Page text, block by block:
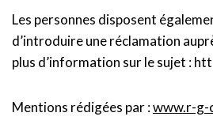
Les personnes disposent
d’introduire une réclamation
plus d’information sur le sujet :
Mentions rédigées par :www.r-g-